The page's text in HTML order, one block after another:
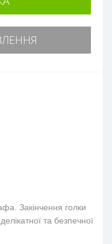
Закінчення голки
та безпечної